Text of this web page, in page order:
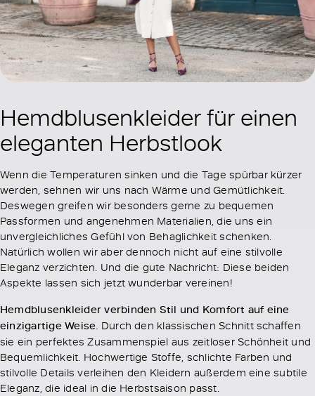
Hemdblusenkleider für einen
eleganten Herbstlook
Wenn die Temperaturen sinken und die Tage spürbar kürzer
werden, sehnen wir uns nach Wärme und Gemütlichkeit.
Deswegen greifen wir besonders gerne zu bequemen
Passformen und angenehmen Materialien, die uns ein
unvergleichliches Gefühl von Behaglichkeit schenken.
Natürlich wollen wir aber dennoch nicht auf eine stilvolle
Eleganz verzichten. Und die gute Nachricht: Diese beiden
Aspekte lassen sich jetzt wunderbar vereinen!
Hemdblusenkleider verbinden Stil und Komfort auf eine
einzigartige Weise. Durch den klassischen Schnitt schaffen
sie ein perfektes Zusammenspiel aus zeitloser Schönheit und
Bequemlichkeit. Hochwertige Stoffe, schlichte Farben und
stilvolle Details verleihen den Kleidern außerdem eine subtile
Eleganz, die ideal in die Herbstsaison passt.